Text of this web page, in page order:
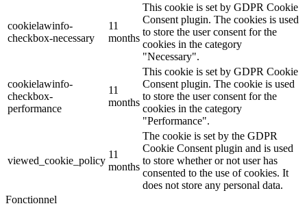
cookielawinfo-
checkbox-necessary
11
months
This cookie is set by GDPR Cookie
Consent plugin. The cookies is used
to store the user consent for the
cookies in the category
"Necessary".
cookielawinfo-
checkbox-
performance
11
months
This cookie is set by GDPR Cookie
Consent plugin. The cookie is used
to store the user consent for the
cookies in the category
"Performance".
viewed_cookie_policy
11
months
The cookie is set by the GDPR
Cookie Consent plugin and is used
to store whether or not user has
consented to the use of cookies. It
does not store any personal data.
Fonctionnel